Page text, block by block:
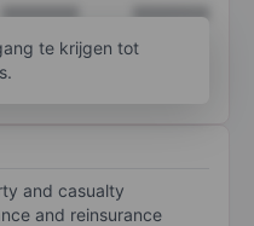
XXXXXXX
XXXXXXX
te krijgen tot
and casualty
and reinsurance